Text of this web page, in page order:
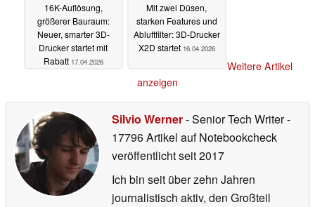
16K-Auflösung,
größerer Bauraum:
Neuer, smarter 3D-
Drucker startet mit
Rabatt 17.04.2026
Mit zwei Düsen,
starken Features und
Abluftfilter: 3D-Drucker
X2D startet 16.04.2026
Weitere Artikel
anzeigen
Silvio Werner- Senior Tech Writer-
17796 Artikel auf Notebookcheck
veröffentlichtseit 2017
Ich bin seit über zehn Jahren
journalistisch aktiv, den Großteil